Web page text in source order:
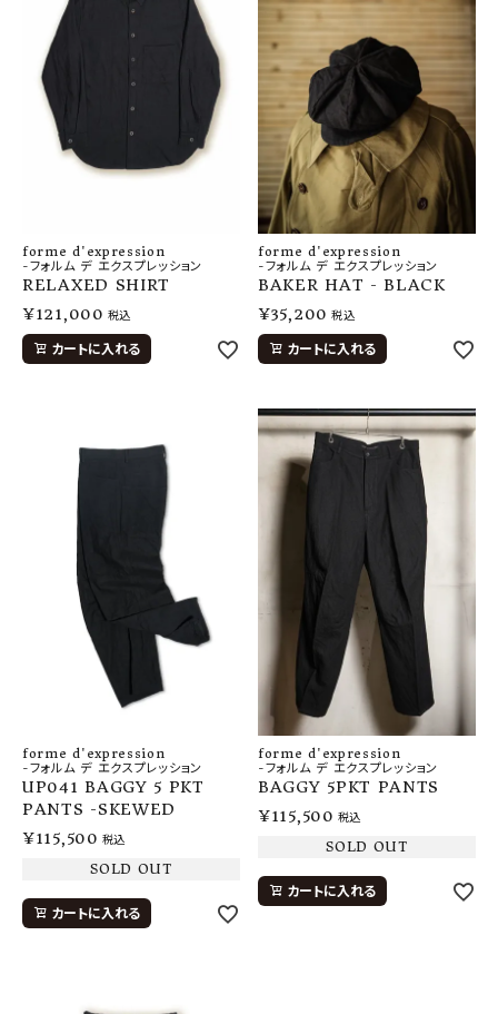
forme d'expression
-フォルム デ エクスプレッション
RELAXED SHIRT
¥121,000 税込
カートに入れる
forme d'expression
-フォルム デ エクスプレッション
BAKER HAT - BLACK
¥35,200 税込
カートに入れる
forme d'expression
-フォルム デ エクスプレッション
UP041 BAGGY 5 PKT
PANTS -SKEWED
¥115,500 税込
SOLD OUT
カートに入れる
forme d'expression
-フォルム デ エクスプレッション
BAGGY 5PKT PANTS
¥115,500 税込
SOLD OUT
カートに入れる